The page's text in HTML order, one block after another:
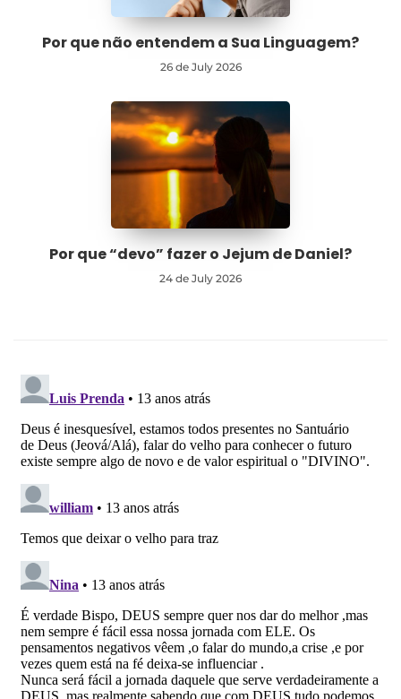
Por que não entendem a Sua Linguagem?
26 de July 2026
Por que “devo” fazer o Jejum de Daniel?
24 de July 2026